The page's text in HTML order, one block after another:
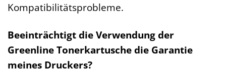
Kompatibilitätsprobleme.
Beeinträchtigt die Verwendung der
Greenline Tonerkartusche die Garantie
meines Druckers?